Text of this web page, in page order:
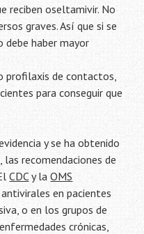
reciben oseltamivir. No
graves. Así que si se
debe haber mayor
profilaxis de contactos,
para conseguir que
y se ha obtenido
recomendaciones de
CDCy laOMS
en pacientes
o en los grupos de
crónicas,